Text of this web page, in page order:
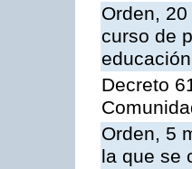
Orden,
curso de
Decreto
Orden, 5
la que se